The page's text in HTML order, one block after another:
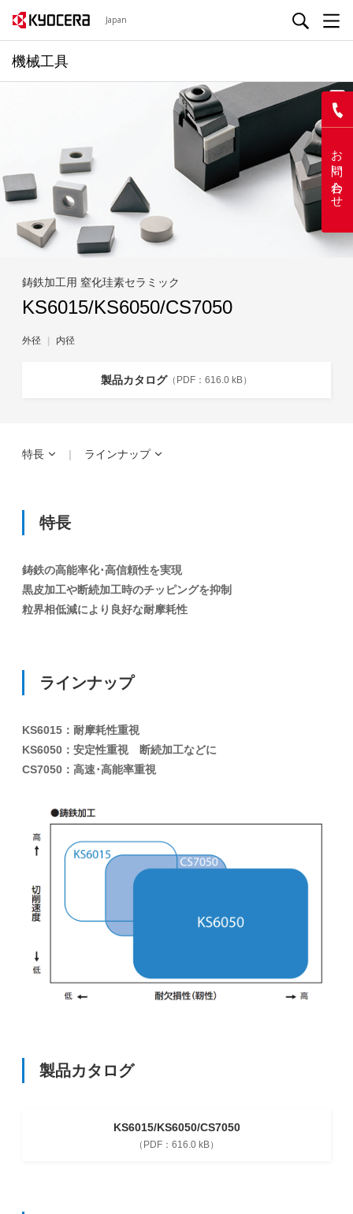
Japan
機械工具
お問い合わせ
鋳鉄加工用 窒化珪素セラミック
KS6015/KS6050/CS7050
外径 内径
製品カタログ 616.0 kB
特長 ラインナップ
特長
鋳鉄の高能率化･高信頼性を実現
黒皮加工や断続加工時のチッピングを抑制
粒界相低減により良好な耐摩耗性
ラインナップ
KS6015：耐摩耗性重視
KS6050：安定性重視 断続加工などに
CS7050：高速･高能率重視
製品カタログ
KS6015/KS6050/CS7050
616.0 kB